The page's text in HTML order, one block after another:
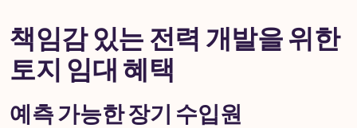
책임감 있는 전력 개발을 위한
토지 임대 혜택
예측 가능한 장기 수입원